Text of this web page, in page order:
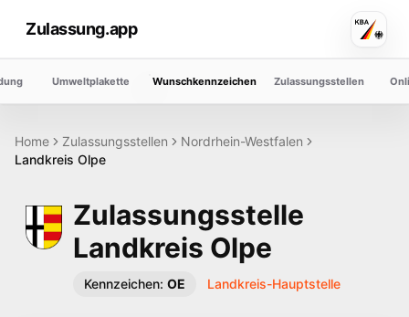
Zulassung.app
Umweltplakette Wunschkennzeichen Zulassungsstellen
Home Zulassungsstellen
Nordrhein-Westfalen
Landkreis Olpe
Zulassungsstelle
Landkreis Olpe
Kennzeichen: OE Landkreis-Hauptstelle